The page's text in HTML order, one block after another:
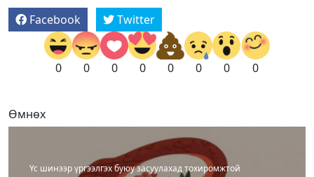
Facebook Twitter
0 0 0 0 0 0 0 0
Өмнөх
Үс шинээр үргээлгэх буюу засуулахад тохиромжтой